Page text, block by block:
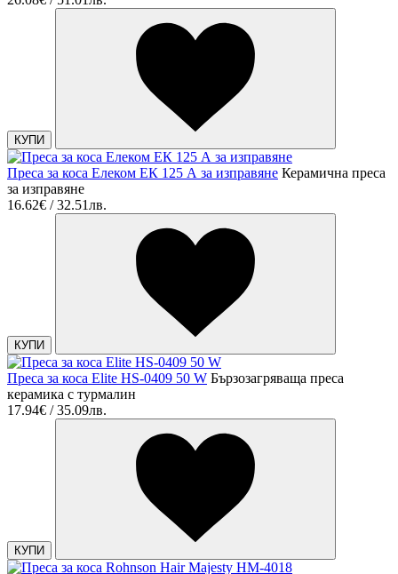
КУПИ
Преса за коса Елеком ЕК 125 А за изправяне Керамична преса
за изправяне
16.62€ / 32.51лв.
КУПИ
Преса за коса Elite HS-0409 50 W Бързозагряваща преса
керамика с турмалин
17.94€ / 35.09лв.
КУПИ